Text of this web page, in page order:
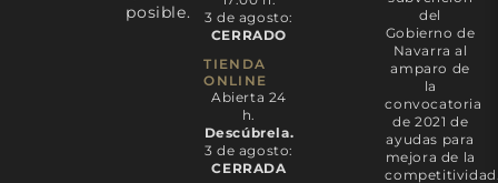
posible.
3 de agosto:
CERRADO
TIENDA
ONLINE
Abierta 24
h.
Descúbrela.
3 de agosto:
CERRADA
del
Gobierno de
Navarra al
amparo de
la
convocatoria
de 2021 de
ayudas para
mejora de la